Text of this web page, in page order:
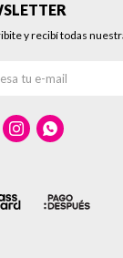
y recibí todas
 